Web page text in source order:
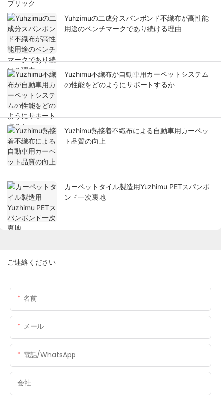
Yuhzimuの二成分スパンボンド不織布が高性能
用途のベンチマークであり続ける理由
Yuzhimu不織布が自動車用カーペットシステム
の性能をどのようにサポートするか
Yuzhimu熱接着不織布による自動車用カーペッ
ト品質の向上
カーペットタイル製造用Yuzhimu PETスパンボ
ンド一次裏地
ご連絡ください
名前
メール
電話/WhatsApp
会社